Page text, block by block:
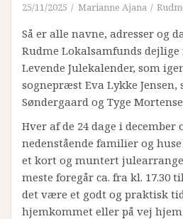
25/11/2025 Marianne Ajana
Så er alle navne, adresser og
Rudme Lokalsamfunds
Levende Julekalender, som
sognepræst Eva Lykke Jensen,
Søndergaard og Tyge
Hver af de 24 dage i
nedenstående familier og
et kort og muntert
meste foregår ca. fra kl. 17.30
det være et godt og praktisk
hjemkommet eller på vej